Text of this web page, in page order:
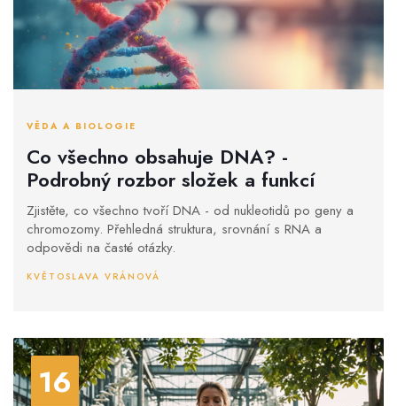
VĚDA A BIOLOGIE
Co všechno obsahuje DNA? -
Podrobný rozbor složek a funkcí
Zjistěte, co všechno tvoří DNA - od nukleotidů po geny a
chromozomy. Přehledná struktura, srovnání s RNA a
odpovědi na časté otázky.
KVĚTOSLAVA VRÁNOVÁ
16